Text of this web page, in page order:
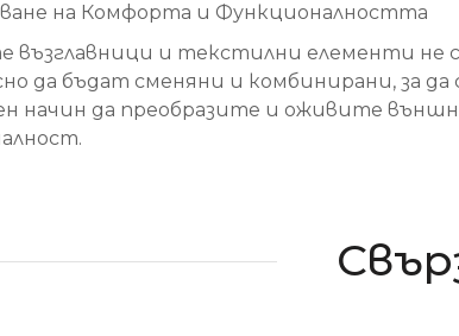
на Комфорта и Функционалността
възглавници и текстилни елементи не
да бъдат сменяни и комбинирани, за
начин да преобразите и оживите